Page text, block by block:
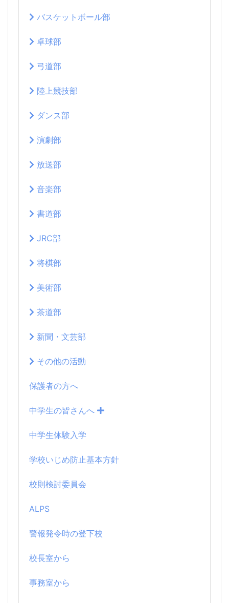
バスケットボール部
卓球部
弓道部
陸上競技部
ダンス部
演劇部
放送部
音楽部
書道部
JRC部
将棋部
美術部
茶道部
新聞・文芸部
その他の活動
保護者の方へ
中学生の皆さんへ
中学生体験入学
学校いじめ防止基本方針
校則検討委員会
ALPS
警報発令時の登下校
校長室から
事務室から